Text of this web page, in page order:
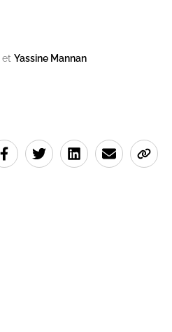
et Yassine Mannan